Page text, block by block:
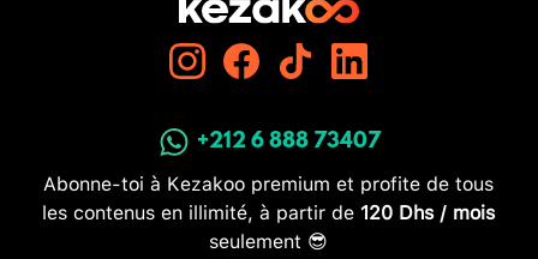
+212 6 888 73407
Abonne-toi à Kezakoo premium et profite de tous
les contenus en illimité, à partir de 120 Dhs / mois
seulement 😎